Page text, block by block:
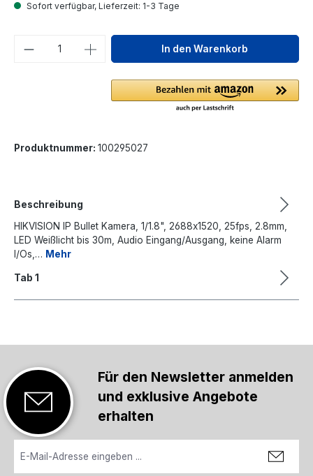
Sofort verfügbar, Lieferzeit: 1-3 Tage
Produkt Anzahl: Gib denIn den Warenkorb
Produktnummer: 100295027
Beschreibung
HIKVISION IP Bullet Kamera, 1/1.8", 2688x1520, 25fps, 2.8mm,
LED Weißlicht bis 30m, Audio Eingang/Ausgang, keine Alarm
I/Os,… Mehr
Tab 1
Für den Newsletter anmelden
und exklusive Angebote
erhalten